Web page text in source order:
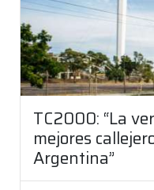
TC2000: “La
mejores
Argentina”